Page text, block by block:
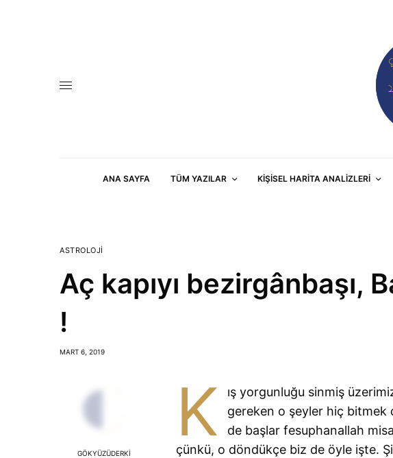
ANA SAYFA TÜM YAZILAR KIŞISEL HARITA ANALIZLERI
ASTROLOJI
Aç kapıyı bezirgânbaşı,
!
MART 6, 2019
GÖKYÜZÜDERKI
K
ış yorgunluğu sinmiş
gereken o şeyler hiç
de başlar fesuphanallah
çünkü, o döndükçe biz de öyle işte.